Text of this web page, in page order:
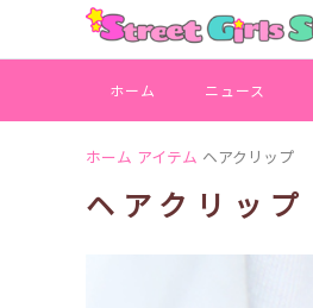
ホーム ニュース
ホーム アイテム ヘアクリップ
ヘアクリップ